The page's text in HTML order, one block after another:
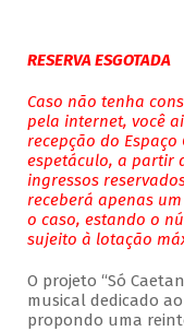
RESERVA ESGOTADA
Caso não tenha
pela internet, você
recepção do Espaço
espetáculo, a partir
ingressos
receberá apenas
o caso, estando o
sujeito à lotação
O projeto “Só
musical dedicado
propondo uma